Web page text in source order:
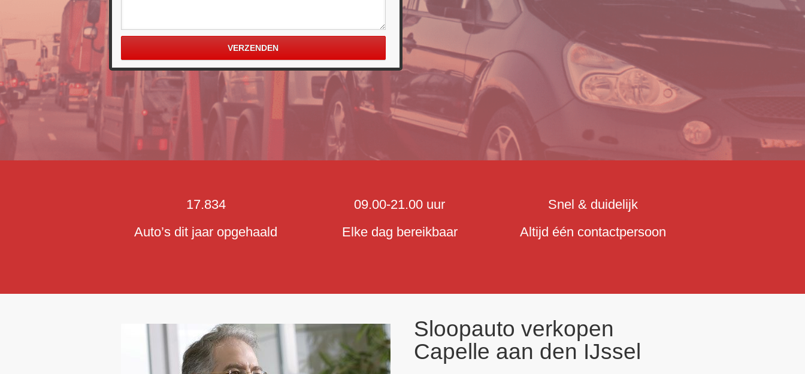
17.834
Auto’s dit jaar opgehaald
09.00-21.00 uur
Elke dag bereikbaar
Snel & duidelijk
Altijd één contactpersoon
Sloopauto verkopen
Capelle aan den IJssel